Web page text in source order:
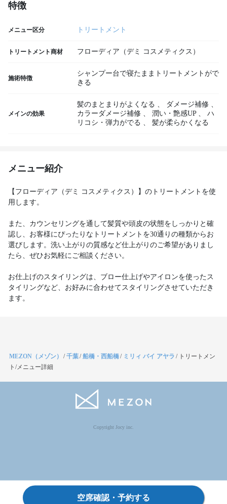
特徴
メニュー区分 トリートメント
トリートメント商材 フローディア（デミ コスメティクス）
施術特徴
シャンプー台で寝たままトリートメントがで
きる
メインの効果
髪のまとまりがよくなる 、 ダメージ補修 、
カラーダメージ補修 、 潤い・艶感UP 、
ハ
リコシ・弾力がでる 、 髪が柔らかくなる
メニュー紹介
【フローディア（デミ コスメティクス）】のトリートメントを使
用します。
また、カウンセリングを通して髪質や頭皮の状態をしっかりと確
認し、お客様にぴったりなトリートメントを30通りの種類からお
選びします。洗い上がりの質感など仕上がりのご希望がありまし
たら、ぜひお気軽にご相談ください。
お仕上げのスタイリングは、ブロー仕上げやアイロンを使ったス
タイリングなど、お好みに合わせてスタイリングさせていただき
ます。
MEZON（メゾン） /千葉/船橋・西船橋/ ミリィ バイ アヤラ / トリートメン
ト/メニュー詳細
Copyright Jocy inc.
空席確認・予約する